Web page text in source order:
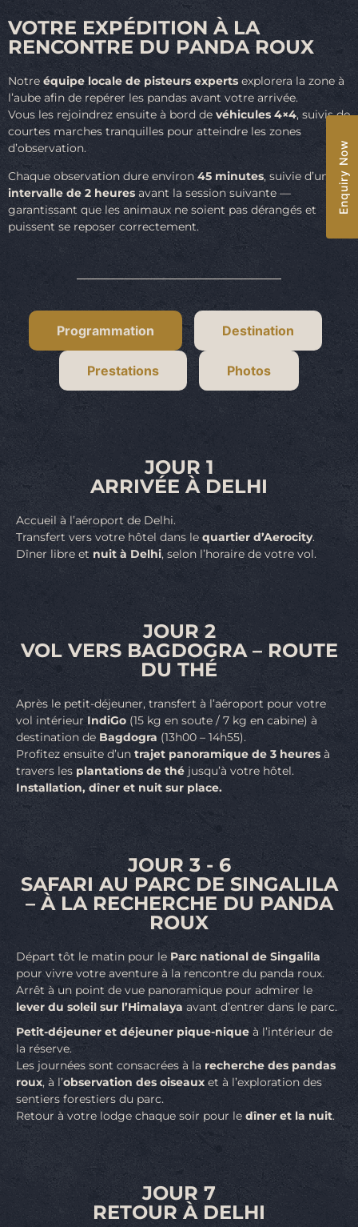
Enquiry Now
VOTRE EXPÉDITION À LA
RENCONTRE DU PANDA ROUX
Notre équipe locale de pisteurs experts explorera la zone à
l’aube afin de repérer les pandas avant votre arrivée.
Vous les rejoindrez ensuite à bord de véhicules 4×4, suivis de
courtes marches tranquilles pour atteindre les zones
d’observation.
Chaque observation dure environ45 minutes, suivie d’un
intervalle de 2 heures avant la session suivante —
garantissant que les animaux ne soient pas dérangés et
puissent se reposer correctement.
Programmation Destination
Prestations Photos
JOUR 1
ARRIVÉE À DELHI
Accueil à l’aéroport de Delhi.
Transfert vers votre hôtel dans le quartier d’Aerocity.
Dîner libre et nuit à Delhi, selon l’horaire de votre vol.
JOUR 2
VOL VERS BAGDOGRA – ROUTE
DU THÉ
Après le petit-déjeuner, transfert à l’aéroport pour votre
vol intérieur IndiGo (15 kg en soute / 7 kg en cabine) à
destination de Bagdogra (13h00 – 14h55).
Profitez ensuite d’un trajet panoramique de 3 heures à
travers les plantations de thé jusqu’à votre hôtel.
Installation, dîner et nuit sur place.
JOUR 3 - 6
SAFARI AU PARC DE SINGALILA
– À LA RECHERCHE DU PANDA
ROUX
Départ tôt le matin pour le Parc national de Singalila
pour vivre votre aventure à la rencontre du panda roux.
Arrêt à un point de vue panoramique pour admirer le
lever du soleil sur l’Himalaya avant d’entrer dans le parc.
Petit-déjeuner et déjeuner pique-nique à l’intérieur de
la réserve.
Les journées sont consacrées à la recherche des pandas
roux, à l’observation des oiseaux et à l’exploration des
sentiers forestiers du parc.
Retour à votre lodge chaque soir pour le dîner et la nuit.
JOUR 7
RETOUR À DELHI